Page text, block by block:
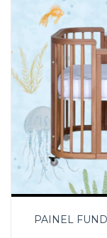
PAINEL